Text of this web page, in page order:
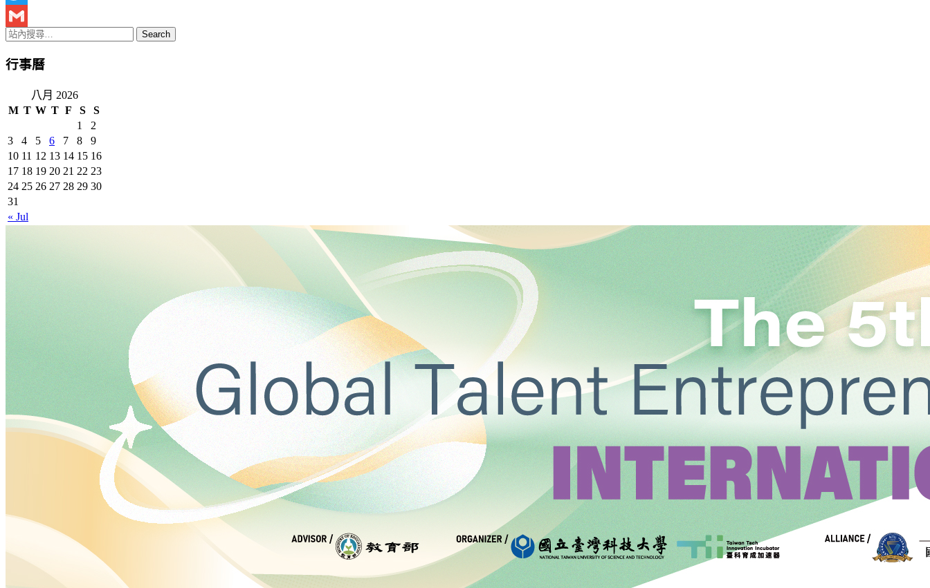
Twitter
Gmail
行事曆
八月 2026
M T W T F S S
« Jul
1
2
3
4 5 6 7 8
9
10 11 12 13 14 15 16
17 18 19 20 21 22 23
24 25 26 27 28 29 30
31